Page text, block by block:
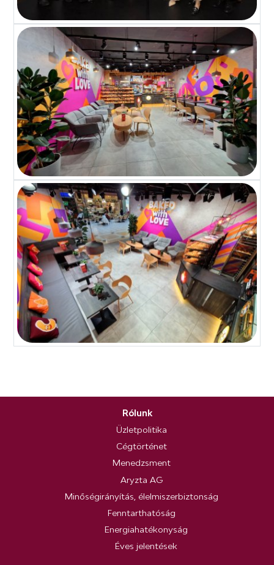
Rólunk
Üzletpolitika
Cégtörténet
Menedzsment
Aryzta AG
Minőségirányítás, élelmiszerbiztonság
Fenntarthatóság
Energiahatékonyság
Éves jelentések